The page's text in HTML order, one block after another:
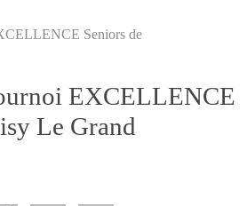
Seniors de
EXCELLENCE
Le Grand